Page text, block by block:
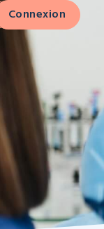
Connexion